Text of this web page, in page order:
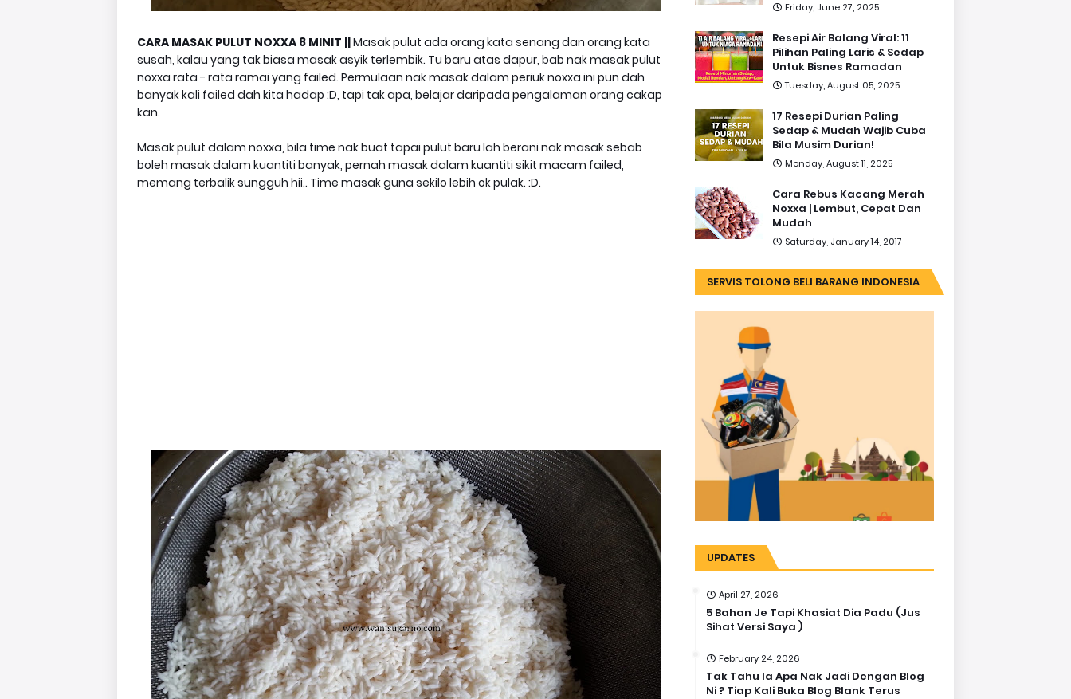
CARA MASAK PULUT NOXXA 8 MINIT ||Masak pulut ada orang kata senang dan orang kata
susah, kalau yang tak biasa masak asyik terlembik. Tu baru atas dapur, bab nak masak pulut
noxxa rata - rata ramai yang failed. Permulaan nak masak dalam periuk noxxa ini pun dah
banyak kali failed dah kita hadap :D, tapi tak apa, belajar daripada pengalaman orang cakap
kan.
Masak pulut dalam noxxa, bila time nak buat tapai pulut baru lah berani nak masak sebab
boleh masak dalam kuantiti banyak, pernah masak dalam kuantiti sikit macam failed,
memang terbalik sungguh hii.. Time masak guna sekilo lebih ok pulak. :D.
Friday, June 27, 2025
Resepi Air Balang Viral: 11
Pilihan Paling Laris & Sedap
Untuk Bisnes Ramadan
Tuesday, August 05, 2025
17 Resepi Durian Paling
Sedap & Mudah Wajib Cuba
Bila Musim Durian!
Monday, August 11, 2025
Cara Rebus Kacang Merah
Noxxa | Lembut, Cepat Dan
Mudah
Saturday, January 14, 2017
SERVIS TOLONG BELI BARANG INDONESIA
UPDATES
April 27, 2026
5 Bahan Je Tapi Khasiat Dia Padu (Jus
Sihat Versi Saya )
February 24, 2026
Tak Tahu la Apa Nak Jadi Dengan Blog
Ni ? Tiap Kali Buka Blog Blank Terus